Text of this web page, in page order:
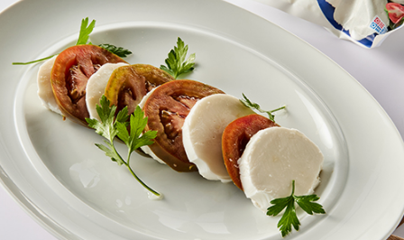
농축산물할인 찬들마루 주문/배송 고객센터